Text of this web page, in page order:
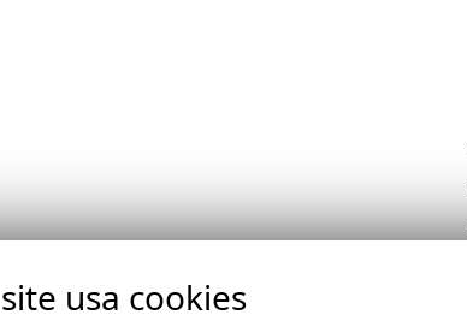
usa cookies